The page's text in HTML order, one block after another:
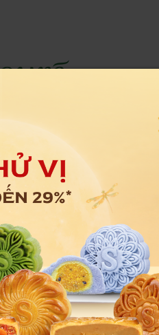
Bánh Mì Que